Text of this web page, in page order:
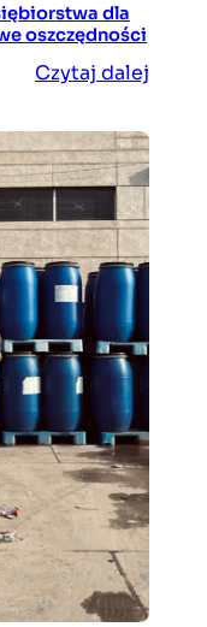
dla
oszczędności
Czytaj dalej